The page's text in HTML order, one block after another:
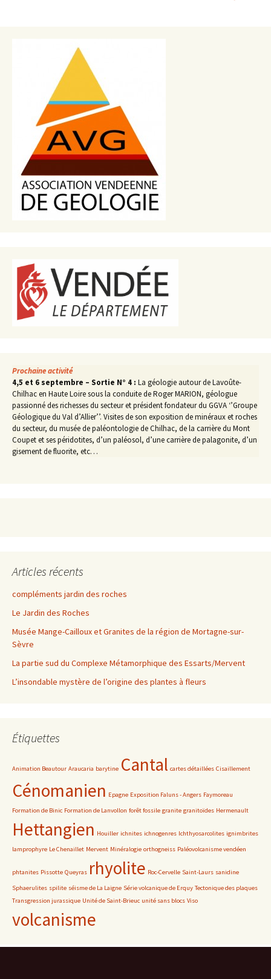
Prochaine activité
4,5 et 6 septembre – Sortie N° 4 : La géologie autour de Lavoûte-
Chilhac en Haute Loire sous la conduite de Roger MARION, géologue
passionné des richesses du secteur et président fondateur du GGVA ‘’Groupe
Géologique du Val d’Allier’’. Visites de son exposition de minéraux et roches
du secteur, du musée de paléontologie de Chilhac, de la carrière du Mont
Coupet et ses péridotites, d’un paléosol, d’une carrière de palagonite, d’un
gisement de fluorite, etc…
Articles récents
compléments jardin des roches
Le Jardin des Roches
Musée Mange-Cailloux et Granites de la région de Mortagne-sur-
Sèvre
La partie sud du Complexe Métamorphique des Essarts/Mervent
L’insondable mystère de l’origine des plantes à fleurs
Étiquettes
Animation Beautour Araucaria barytine Cantal cartes détaillées Cisaillement
Cénomanien Epagne Exposition Faluns - Angers Faymoreau
Formation de Binic Formation de Lanvollon forêt fossile granite granitoïdes Hermenault
Hettangien Houiller ichnites ichnogenres Ichthyosarcolites ignimbrites
lamprophyre Le Chenaillet Mervent Minéralogie orthogneiss Paléovolcanisme vendéen
phtanites Pissotte Queyras rhyolite Roc-Cervelle Saint-Laurs sanidine
Sphaerulites spilite séisme de La Laigne Série volcanique de Erquy Tectonique des plaques
Transgression jurassique Unité de Saint-Brieuc unité sans blocs Viso
volcanisme